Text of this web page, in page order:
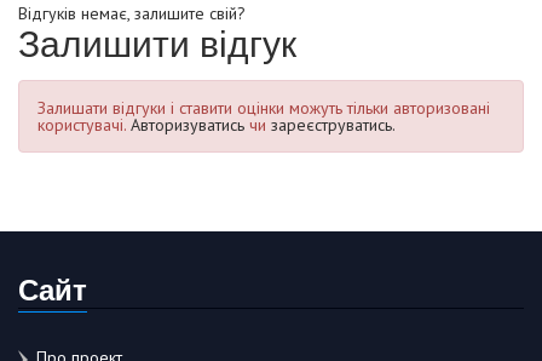
Відгуків немає, залишите свій?
Залишити відгук
Залишати відгуки і ставити оцінки можуть тільки авторизовані
користувачі. Авторизуватись чи зареєструватись.
Сайт